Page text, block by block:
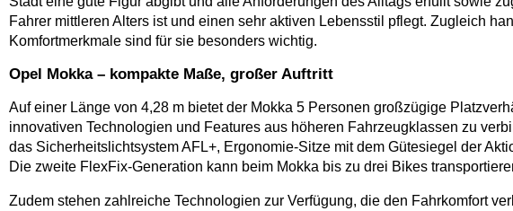
Fahrer mittleren Alters ist und einen sehr aktiven Lebensstil pflegt. Zugleich
Komfortmerkmale sind für sie besonders wichtig.
Opel Mokka – kompakte Maße, großer Auftritt
Auf einer Länge von 4,28 m bietet der Mokka 5 Personen großzügige
innovativen Technologien und Features aus höheren Fahrzeugklassen zu
das Sicherheitslichtsystem AFL+, Ergonomie-Sitze mit dem Gütesiegel der
Die zweite FlexFix-Generation kann beim Mokka bis zu drei Bikes
Zudem stehen zahlreiche Technologien zur Verfügung, die den Fahrkomfort